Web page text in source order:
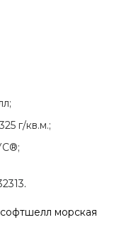
325 г/кв.м.;
.
морская